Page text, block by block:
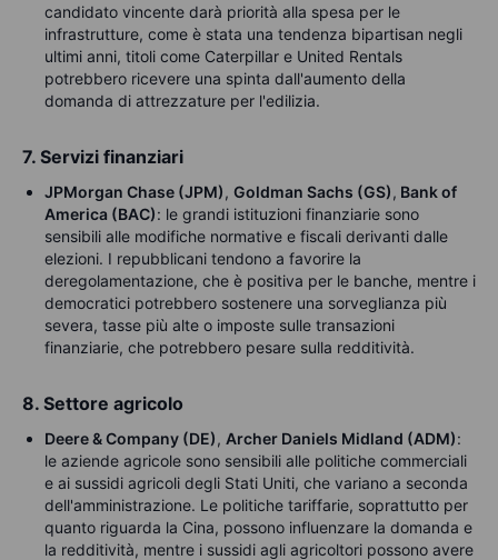
candidato vincente darà priorità alla spesa per le
infrastrutture, come è stata una tendenza bipartisan negli
ultimi anni, titoli come Caterpillar e United Rentals
potrebbero ricevere una spinta dall'aumento della
domanda di attrezzature per l'edilizia.
7. Servizi finanziari
JPMorgan Chase (JPM), Goldman Sachs (GS), Bank of
America (BAC): le grandi istituzioni finanziarie sono
sensibili alle modifiche normative e fiscali derivanti dalle
elezioni. I repubblicani tendono a favorire la
deregolamentazione, che è positiva per le banche, mentre i
democratici potrebbero sostenere una sorveglianza più
severa, tasse più alte o imposte sulle transazioni
finanziarie, che potrebbero pesare sulla redditività.
8. Settore agricolo
Deere & Company (DE), Archer Daniels Midland (ADM):
le aziende agricole sono sensibili alle politiche commerciali
e ai sussidi agricoli degli Stati Uniti, che variano a seconda
dell'amministrazione. Le politiche tariffarie, soprattutto per
quanto riguarda la Cina, possono influenzare la domanda e
la redditività, mentre i sussidi agli agricoltori possono avere